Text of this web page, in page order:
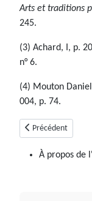
Arts et traditions
245.
(3) Achard, I, p.
n° 6.
(4) Mouton
004, p. 74.
Article précédent :
Précédent
À propos de